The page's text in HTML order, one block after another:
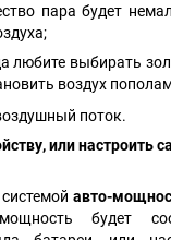
пара будет
любите выбирать
воздух
или настроить
авто-
мощность будет